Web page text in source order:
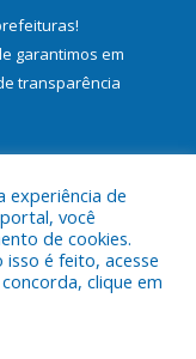
!
garantimos em
transparência
de Bujaru.
experiência de
você
de cookies.
é feito, acesse
concorda, clique em